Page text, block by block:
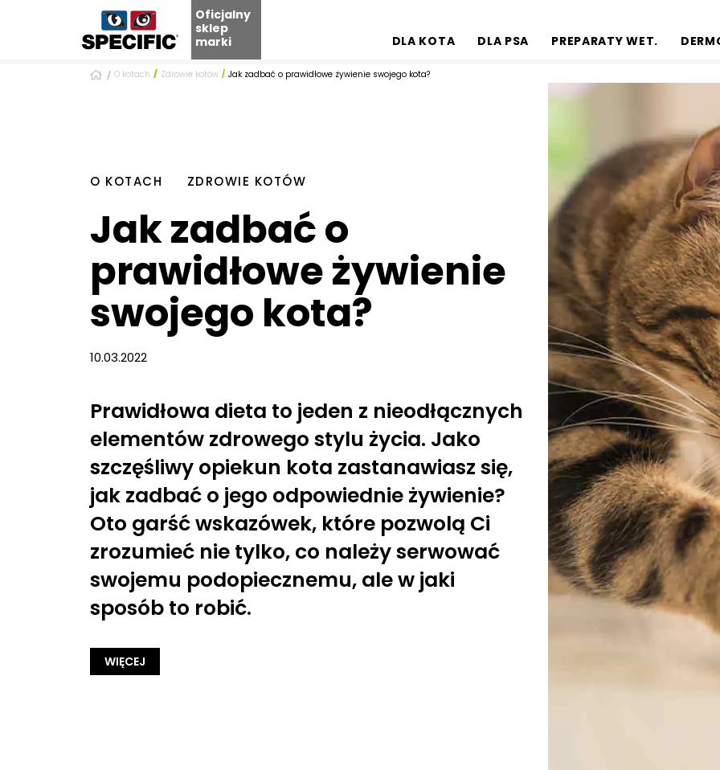
Oficjalny
sklep
marki
DLA KOTA
DLA PSA PREPARATY WET.
O kotach Zdrowie kotów Jak zadbać o prawidłowe żywienie swojego kota?
O KOTACH ZDROWIE KOTÓW
Jak zadbać o
prawidłowe żywienie
swojego kota?
10.03.2022
Prawidłowa dieta to jeden z nieodłącznych
elementów zdrowego stylu życia. Jako
szczęśliwy opiekun kota zastanawiasz się,
jak zadbać o jego odpowiednie żywienie?
Oto garść wskazówek, które pozwolą Ci
zrozumieć nie tylko, co należy serwować
swojemu podopiecznemu, ale w jaki
sposób to robić.
WIĘCEJ